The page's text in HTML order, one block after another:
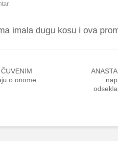
imala dugu kosu i ova
o onome